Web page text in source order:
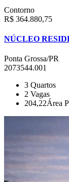
Contorno
R$ 364.880,75
NÚCLEO
Ponta Grossa/PR
2073544.001
3 Quartos
2 Vagas
204,22Área